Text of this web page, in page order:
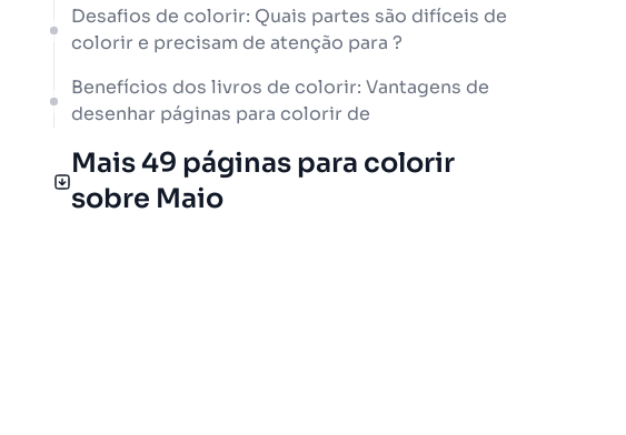
Desafios de colorir: Quais partes são difíceis de
colorir e precisam de atenção para ?
Benefícios dos livros de colorir: Vantagens de
desenhar páginas para colorir de
Mais 49 páginas para colorir
sobre Maio